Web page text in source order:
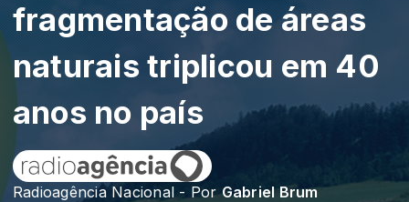
fragmentação de áreas
naturais triplicou em 40
anos no país
Radioagência Nacional - PorGabriel Brum